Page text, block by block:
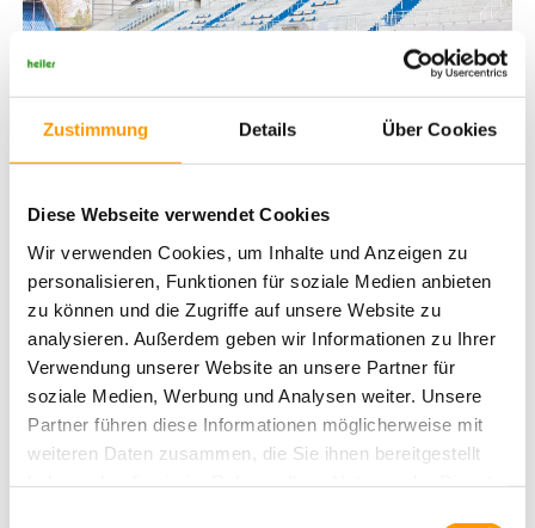
Zustimmung Details Über Cookies
Diese Webseite verwendet Cookies
Wir verwenden Cookies, um Inhalte und Anzeigen zu
personalisieren, Funktionen für soziale Medien anbieten
zu können und die Zugriffe auf unsere Website zu
analysieren. Außerdem geben wir Informationen zu Ihrer
Verwendung unserer Website an unsere Partner für
soziale Medien, Werbung und Analysen weiter. Unsere
Partner führen diese Informationen möglicherweise mit
weiteren Daten zusammen, die Sie ihnen bereitgestellt
Der Rasen im MERCK-Stadion am Böllenfalltor gehört zum vierten Mal in
Folge zu den TOP 3 in der 2. Bundesliga.
Bewertungskriterien beim "Pitch of the Year
Award"
Die Bewertung erfolgte basierend auf dem "Bewertungssystem
Sport“ und der Eigenprüfung des Stadion-Greenkeepings. Beim
„Bewertungssystem Sport“ gaben nach jedem Spiel der abgelaufenen
Saison die Kapitäne beider Clubs und der Schiedsrichter ihr Urteil
über den Zustand des Spielfeldes ab. Die Addition des
Notendurchschnitts pro Spiel ergibt eine Punkttabelle. Der Besuch
und die Bewertung einer Jury direkt in den Stadien wurde im
vergangenen Bewertungszeitraum aufgrund der Corona-Pandemie